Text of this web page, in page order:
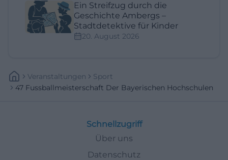
Ein Streifzug durch die
Geschichte Ambergs –
Stadtdetektive für Kinder
20. August 2026
Veranstaltungen
Sport
47 Fussballmeisterschaft Der Bayerischen Hochschulen
Schnellzugriff
Über uns
Datenschutz